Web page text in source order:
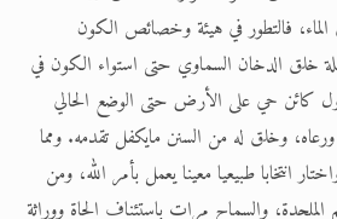
فالتطور في هيئة وخصائص الكون
خلق الدخان السماوي حتى استواء الكون في
كائن حي على الأرض حتى الوضع الحالي
وخلق له من السنن مايكفل تقدمه. ومما
انتخابا طبيعيا معينا يعمل بأمر الله، ومن
الملحدة، والسماح مرات باستئناف الحاة ووراثة